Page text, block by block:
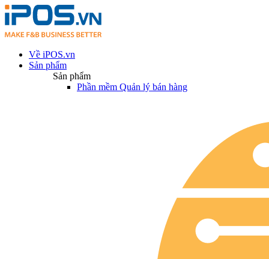
Về iPOS.vn
Sản phẩm
Sản phẩm
Phần mềm Quản lý bán hàng